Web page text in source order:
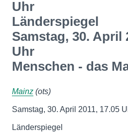
Uhr
Länderspiegel
Samstag, 30. April
Uhr
Menschen - das
Mainz (ots)
Samstag, 30. April 2011, 17.05
Länderspiegel